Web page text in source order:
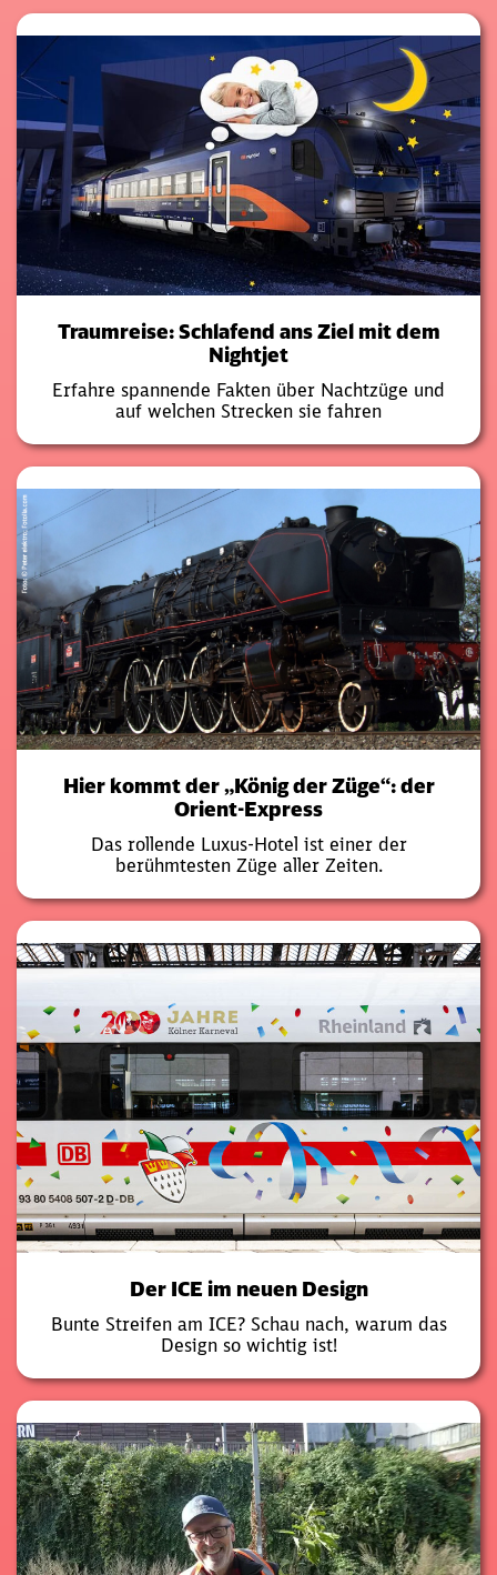
Traumreise: Schlafend ans Ziel mit dem
Nightjet
Erfahre spannende Fakten über Nachtzüge und
auf welchen Strecken sie fahren
Hier kommt der „König der Züge“: der
Orient-Express
Das rollende Luxus-Hotel ist einer der
berühmtesten Züge aller Zeiten.
Der ICE im neuen Design
Bunte Streifen am ICE? Schau nach, warum das
Design so wichtig ist!